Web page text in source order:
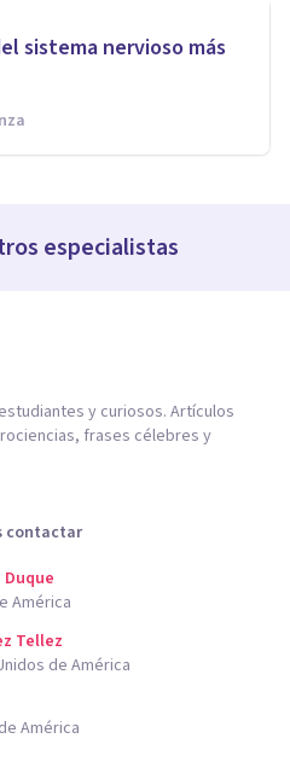
sistema nervioso más
especialistas
y curiosos. Artículos
frases célebres y
contactar
América
Tellez
de América
América